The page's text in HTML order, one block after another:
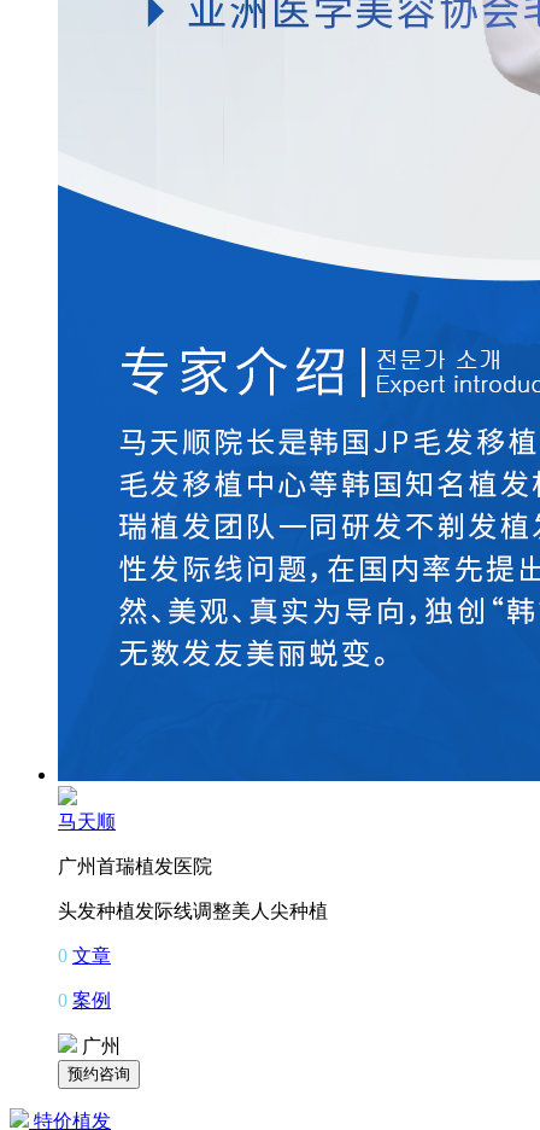
马天顺
广州首瑞植发医院
头发种植发际线调整美人尖种植
0 文章
0 案例
广州
特价植发